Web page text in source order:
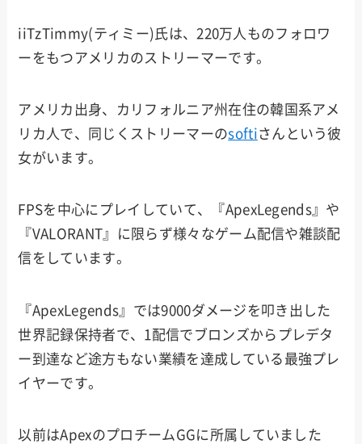
iiTzTimmy(ティミー)氏は、220万人ものフォロワ
ーをもつアメリカのストリーマーです。
アメリカ出身、カリフォルニア州在住の韓国系アメ
リカ人で、同じくストリーマーのsoftiさんという彼
女がいます。
FPSを中心にプレイしていて、『ApexLegends』や
『VALORANT』に限らず様々なゲーム配信や雑談配
信をしています。
『ApexLegends』では9000ダメージを叩き出した
世界記録保持者で、1配信でブロンズからプレデタ
ー到達など途方もない業績を達成している最強プレ
イヤーです。
以前はApexのプロチームGGに所属していました